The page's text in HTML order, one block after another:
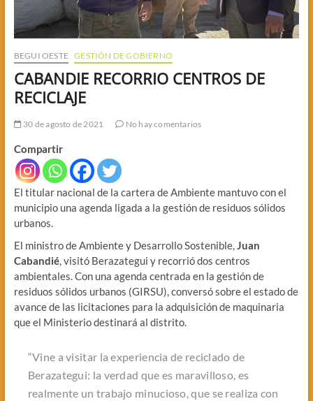
BEGUI OESTE GESTIÓN DE GOBIERNO
CABANDIE RECORRIO CENTROS DE
RECICLAJE
30 de agosto de 2021 No hay comentarios
Compartir
El titular nacional de la cartera de Ambiente mantuvo con el
municipio una agenda ligada a la gestión de residuos sólidos
urbanos.
El ministro de Ambiente y Desarrollo Sostenible,Juan
Cabandié, visitó Berazategui y recorrió dos centros
ambientales. Con una agenda centrada en la gestión de
residuos sólidos urbanos (GIRSU), conversó sobre el estado de
avance de las licitaciones para la adquisición de maquinaria
que el Ministerio destinará al distrito.
“Vine a visitar la experiencia de reciclado de
Berazategui: la verdad que es maravilloso, es
realmente un trabajo minucioso, que se realiza con